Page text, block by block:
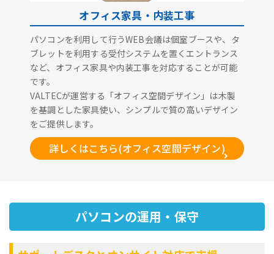
オフィス家具・内装工事
パソコンを利用して行うWEB会議は個室ブースや、タ
ブレットを利用する受付システムを置くエントランス
など、オフィス家具や内装工事を対応することが可能
です。
VALTECが運営する「オフィス空間デザイン」は木製
を基調とした家具使い、シンプルで質の高いデザイン
をご提供します。
詳しくはこちら(オフィス空間デザイン)
パソコンの運用・保守